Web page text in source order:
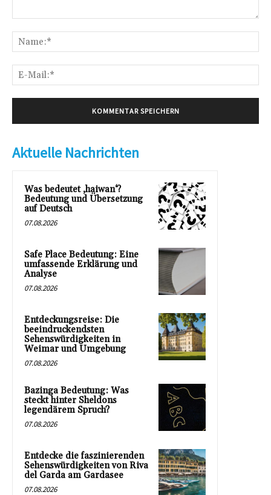
Aktuelle Nachrichten
Was bedeutet ‚haiwan‘?
Bedeutung und Übersetzung
auf Deutsch
07.08.2026
Safe Place Bedeutung: Eine
umfassende Erklärung und
Analyse
07.08.2026
Entdeckungsreise: Die
beeindruckendsten
Sehenswürdigkeiten in
Weimar und Umgebung
07.08.2026
Bazinga Bedeutung: Was
steckt hinter Sheldons
legendärem Spruch?
07.08.2026
Entdecke die faszinierenden
Sehenswürdigkeiten von Riva
del Garda am Gardasee
07.08.2026